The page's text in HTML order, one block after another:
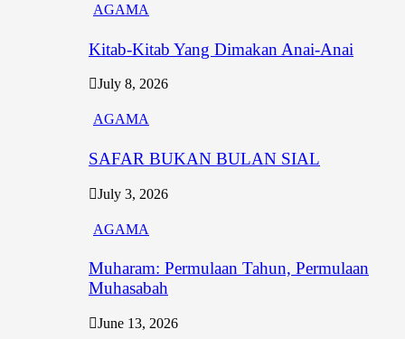
AGAMA
Kitab-Kitab Yang Dimakan Anai-Anai
July 8, 2026
AGAMA
SAFAR BUKAN BULAN SIAL
July 3, 2026
AGAMA
Muharam: Permulaan Tahun, Permulaan
Muhasabah
June 13, 2026